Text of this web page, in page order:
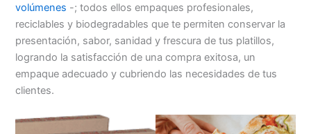
volúmenes -; todos ellos empaques profesionales,
reciclables y biodegradables que te permiten conservar la
presentación, sabor, sanidad y frescura de tus platillos,
logrando la satisfacción de una compra exitosa, un
empaque adecuado y cubriendo las necesidades de tus
clientes.